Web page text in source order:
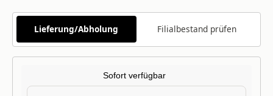
Lieferung/Abholung Filialbestand prüfen
Sofort verfügbar